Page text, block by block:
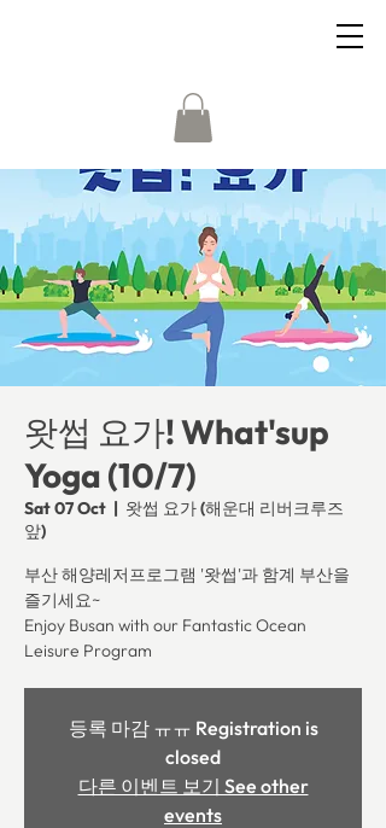
왓썹 요가! What'sup
Yoga (10/7)
Sat 07 Oct
  |
왓썹 요가 (해운대 리버크루즈
앞)
부산 해양레저프로그램 '왓썹'과 함계 부산을
즐기세요~
Enjoy Busan with our Fantastic Ocean
Leisure Program
등록 마감 ㅠㅠ Registration is
closed
다른 이벤트 보기 See other
events